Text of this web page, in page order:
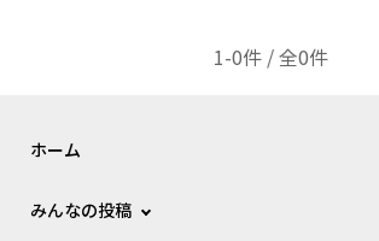
1-0件 / 全0件
ホーム
みんなの投稿